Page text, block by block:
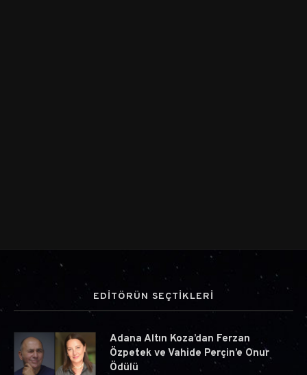
EDİTÖRÜN SEÇTİKLERİ
Adana Altın Koza’dan Ferzan
Özpetek ve Vahide Perçin’e Onur
Ödülü